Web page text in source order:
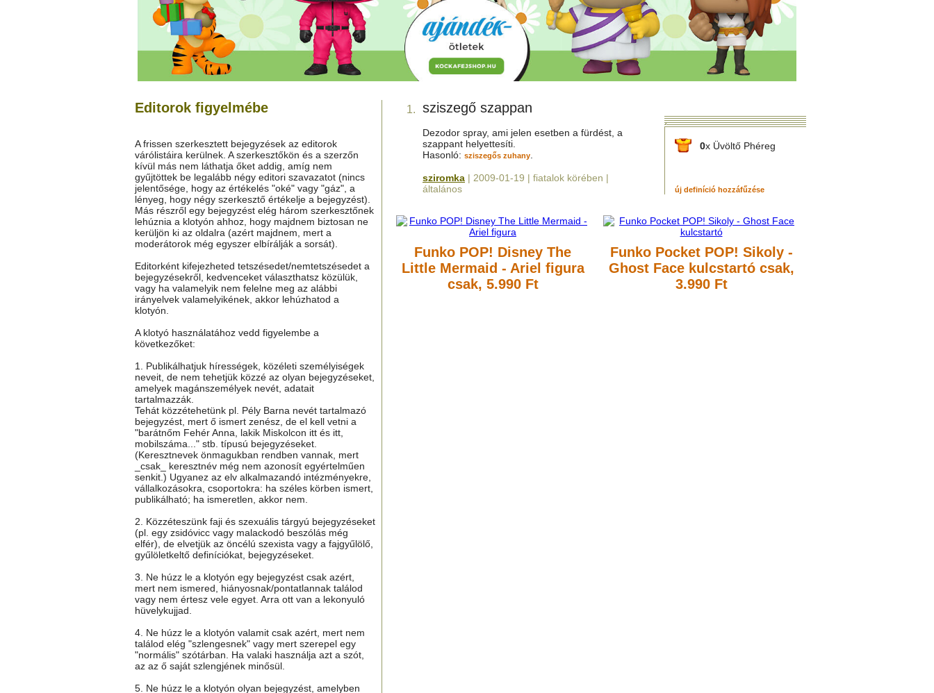
Editorok figyelmébe
A frissen szerkesztett bejegyzések az editorok
várólistáira kerülnek. A szerkesztőkön és a szerzőn
kívül más nem láthatja őket addig, amíg nem
gyűjtöttek be legalább négy editori szavazatot (nincs
jelentősége, hogy az értékelés "oké" vagy "gáz", a
lényeg, hogy négy szerkesztő értékelje a bejegyzést).
Más részről egy bejegyzést elég három szerkesztőnek
lehúznia a klotyón ahhoz, hogy majdnem biztosan ne
kerüljön ki az oldalra (azért majdnem, mert a
moderátorok még egyszer elbírálják a sorsát).
Editorként kifejezheted tetszésedet/nemtetszésedet a
bejegyzésekről, kedvenceket választhatsz közülük,
vagy ha valamelyik nem felelne meg az alábbi
irányelvek valamelyikének, akkor lehúzhatod a
klotyón.
A klotyó használatához vedd figyelembe a
következőket:
1. Publikálhatjuk hírességek, közéleti személyiségek
neveit, de nem tehetjük közzé az olyan bejegyzéseket,
amelyek magánszemélyek nevét, adatait
tartalmazzák.
Tehát közzétehetünk pl. Pély Barna nevét tartalmazó
bejegyzést, mert ő ismert zenész, de el kell vetni a
"barátnőm Fehér Anna, lakik Miskolcon itt és itt,
mobilszáma..." stb. típusú bejegyzéseket.
(Keresztnevek önmagukban rendben vannak, mert
_csak_ keresztnév még nem azonosít egyértelműen
senkit.) Ugyanez az elv alkalmazandó intézményekre,
vállalkozásokra, csoportokra: ha széles körben ismert,
publikálható; ha ismeretlen, akkor nem.
2. Közzéteszünk faji és szexuális tárgyú bejegyzéseket
(pl. egy zsidóvicc vagy malackodó beszólás még
elfér), de elvetjük az öncélú szexista vagy a fajgyűlölő,
gyűlöletkeltő definíciókat, bejegyzéseket.
3. Ne húzz le a klotyón egy bejegyzést csak azért,
mert nem ismered, hiányosnak/pontatlannak találod
vagy nem értesz vele egyet. Arra ott van a lekonyuló
hüvelykujjad.
4. Ne húzz le a klotyón valamit csak azért, mert nem
találod elég "szlengesnek" vagy mert szerepel egy
"normális" szótárban. Ha valaki használja azt a szót,
az az ő saját szlengjének minősül.
5. Ne húzz le a klotyón olyan bejegyzést, amelyben
1. sziszegő szappan
Dezodor spray, ami jelen esetben a fürdést, a
szappant helyettesíti.
Hasonló: sziszegős zuhany
0x Üvöltő Phéreg
sziromka | 2009-01-19 | fiatalok körében |
általános
új definíció hozzáfűzése
Funko POP! Disney The
Little Mermaid - Ariel figura
csak, 5.990 Ft
Funko Pocket POP! Sikoly -
Ghost Face kulcstartócsak,
3.990 Ft